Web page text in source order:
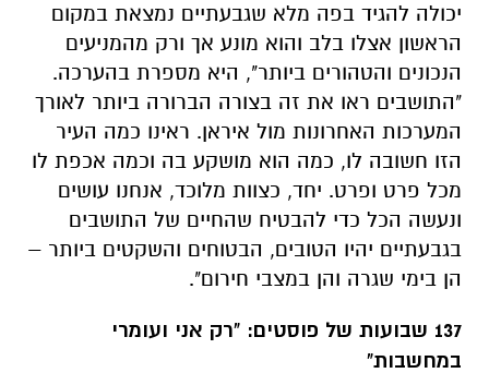
יכולה להגיד בפה מלא שגבעתיים נמצאת במקום
הראשון אצלו בלב והוא מונע אך ורק מהמניעים
הנכונים והטהורים ביותר", היא מספרת בהערכה.
"התושבים ראו את זה בצורה הברורה ביותר לאורך
המערכות האחרונות מול איראן. ראינו כמה העיר
הזו חשובה לו, כמה הוא מושקע בה וכמה אכפת לו
מכל פרט ופרט. יחד, כצוות מלוכד, אנחנו עושים
ונעשה הכל כדי להבטיח שהחיים של התושבים
בגבעתיים יהיו הטובים, הבטוחים והשקטים ביותר –
הן בימי שגרה והן במצבי חירום".
137 שבועות של פוסטים: "רק אני ועומרי
במחשבות"